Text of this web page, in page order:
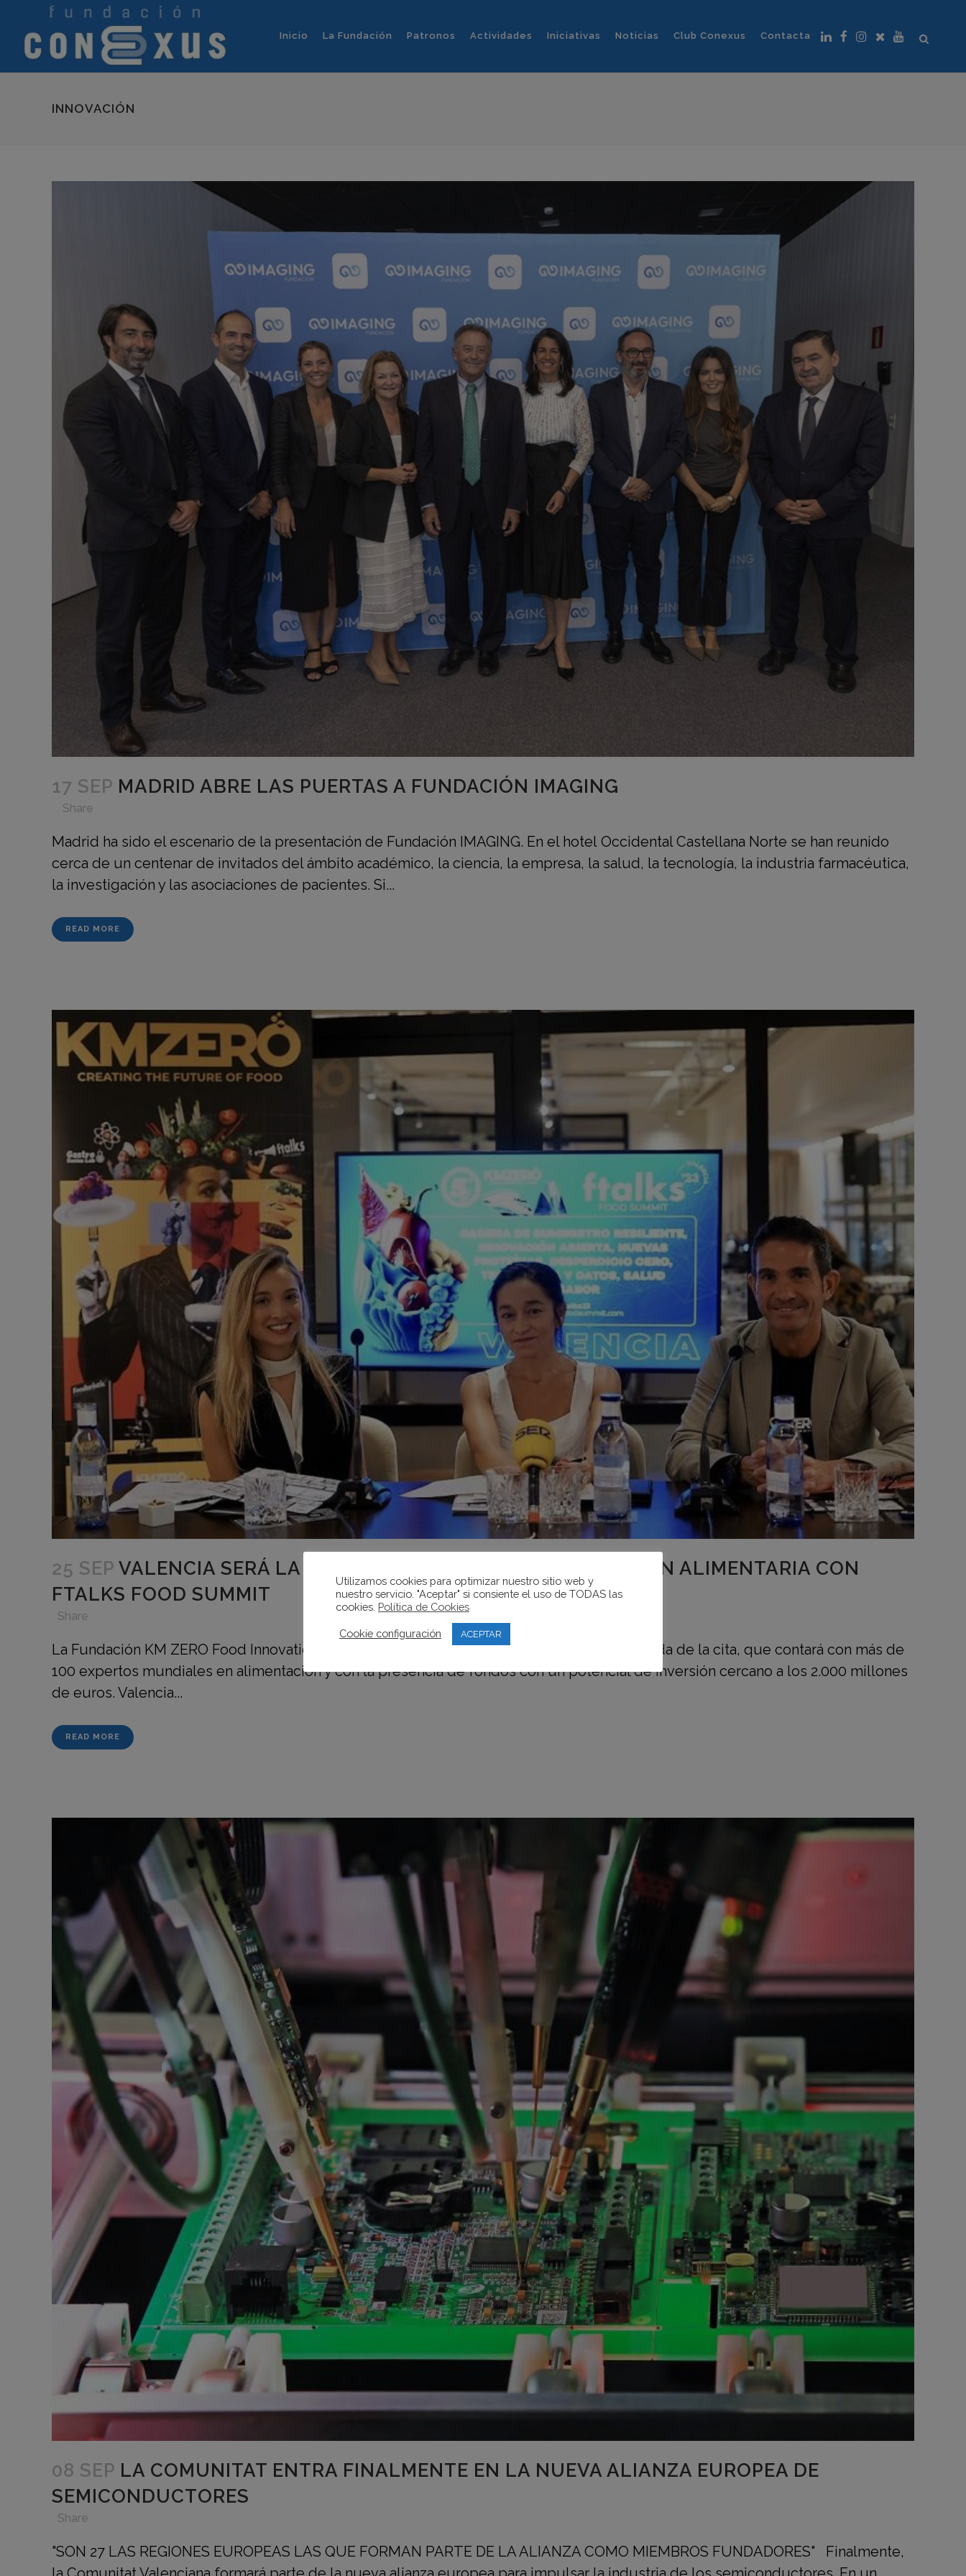
Inicio La Fundación Patronos Actividades Iniciativas Noticias Club Conexus Contacta
INNOVACIÓN
17 SEP MADRID ABRE LAS PUERTAS A FUNDACIÓN IMAGING
Share
Madrid ha sido el escenario de la presentación de Fundación IMAGING. En el hotel Occidental Castellana Norte se han reunido
cerca de un centenar de invitados del ámbito académico, la ciencia, la empresa, la salud, la tecnología, la industria farmacéutica,
la investigación y las asociaciones de pacientes. Si...
READ MORE
25 SEP VALENCIA SERÁ LA CAPITAL EUROPEA DE LA INNOVACIÓN ALIMENTARIA CON
FTALKS FOOD SUMMIT
Share
La Fundación KM ZERO Food Innovation Hub, impulsora del evento, ha presentado la agenda de la cita, que contará con más de
100 expertos mundiales en alimentación y con la presencia de fondos con un potencial de inversión cercano a los 2.000 millones
de euros. Valencia...
READ MORE
08 SEP LA COMUNITAT ENTRA FINALMENTE EN LA NUEVA ALIANZA EUROPEA DE
SEMICONDUCTORES
Share
"SON 27 LAS REGIONES EUROPEAS LAS QUE FORMAN PARTE DE LA ALIANZA COMO MIEMBROS FUNDADORES" Finalmente,
Utilizamos cookies para optimizar nuestro sitio web y
nuestro servicio. "Aceptar" si consiente el uso de TODAS las
cookies. Política de Cookies
Cookie configuración ACEPTAR